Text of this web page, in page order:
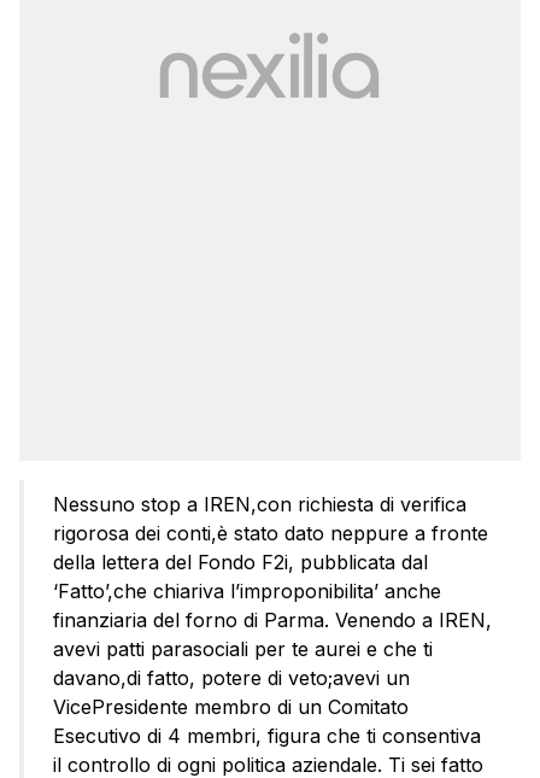
Nessuno stop a IREN,con richiesta di verifica
rigorosa dei conti,è stato dato neppure a fronte
della lettera del Fondo F2i, pubblicata dal
‘Fatto’,che chiariva l’improponibilita’ anche
finanziaria del forno di Parma. Venendo a IREN,
avevi patti parasociali per te aurei e che ti
davano,di fatto, potere di veto;avevi un
VicePresidente membro di un Comitato
Esecutivo di 4 membri, figura che ti consentiva
il controllo di ogni politica aziendale. Ti sei fatto